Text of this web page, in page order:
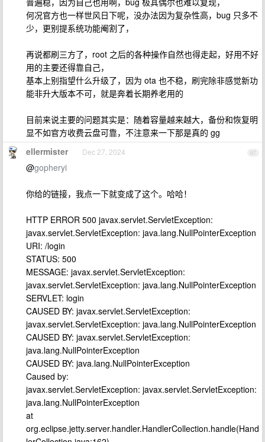
何况官方也一样世风日下呢，没办法因为复杂性高，bug 只多不
少，更别提系统功能阉割了，
再说都刷三方了，root 之后的各种操作自然也得走起，好用不好
用的主要还得靠自己，
基本上别指望什么升级了，因为 ota 也不稳，刷完除非感觉新功
能非升大版本不可，就是奔着长期养老用的
目前来说主要的问题其实是：随着容量越来越大，备份和恢复明
显不如官方收费云盘可靠，不注意来一下那是真的 gg
67
ellermister Dec 27, 2024
@gopheryi
你给的链接，我点一下就变成了这个。哈哈！
HTTP ERROR 500 javax.servlet.ServletException:
javax.servlet.ServletException: java.lang.NullPointerException
URI: /login
STATUS: 500
MESSAGE: javax.servlet.ServletException:
javax.servlet.ServletException: java.lang.NullPointerException
SERVLET: login
CAUSED BY: javax.servlet.ServletException:
javax.servlet.ServletException: java.lang.NullPointerException
CAUSED BY: javax.servlet.ServletException:
java.lang.NullPointerException
CAUSED BY: java.lang.NullPointerException
Caused by:
javax.servlet.ServletException: javax.servlet.ServletException:
java.lang.NullPointerException
at
org.eclipse.jetty.server.handler.HandlerCollection.handle(Hand